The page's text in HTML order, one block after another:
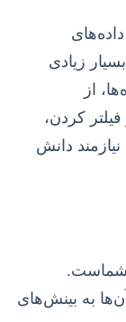
داده‌های
زیادی
از
کردن،
دانش
شماست.
به بینش‌های